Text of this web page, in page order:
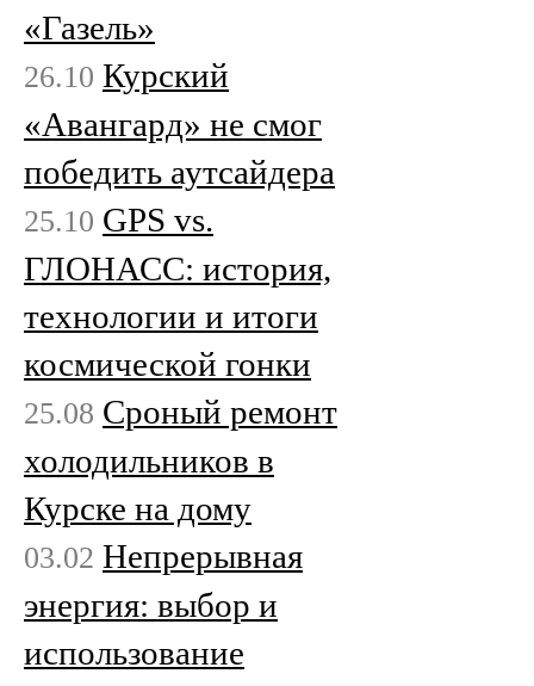
«Газель»
26.10 Курский
«Авангард» не смог
победить аутсайдера
25.10 GPS vs.
ГЛОНАСС: история,
технологии и итоги
космической гонки
25.08 Сроный ремонт
холодильников в
Курске на дому
03.02 Непрерывная
энергия: выбор и
использование